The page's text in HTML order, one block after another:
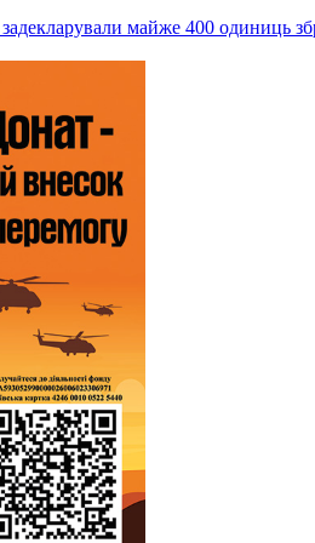
майже 400 одиниць